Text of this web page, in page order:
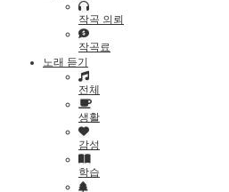
작곡 의뢰
작곡료
노래 듣기
전체
생활
감성
학습